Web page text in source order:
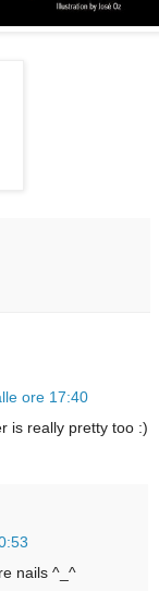
ore 17:40
is really pretty too :)
nails ^_^